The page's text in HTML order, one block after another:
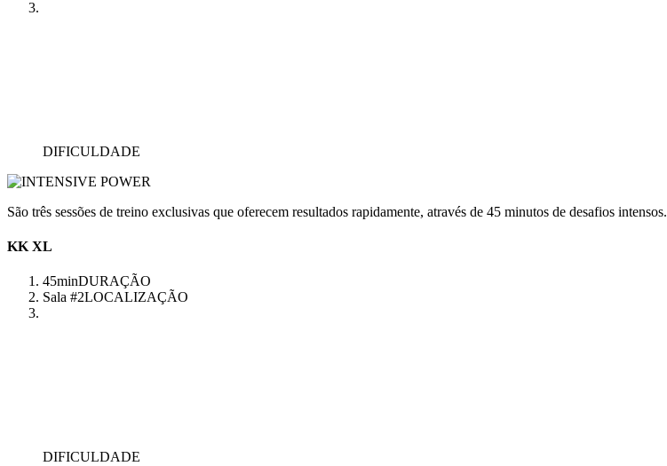
DIFICULDADE
São três sessões de treino exclusivas que oferecem resultados rapidamente, através de 45 minutos de desafios intensos.
KK XL
45minDURAÇÃO
Sala #2LOCALIZAÇÃO
DIFICULDADE